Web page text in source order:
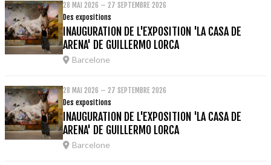
28 MAI 2026 – 27 SEPTEMBRE 2026
Des expositions
INAUGURATION DE L'EXPOSITION 'LA CASA DE
ARENA' DE GUILLERMO LORCA
Barcelone
28 MAI 2026 – 27 SEPTEMBRE 2026
Des expositions
INAUGURATION DE L'EXPOSITION 'LA CASA DE
ARENA' DE GUILLERMO LORCA
Barcelone